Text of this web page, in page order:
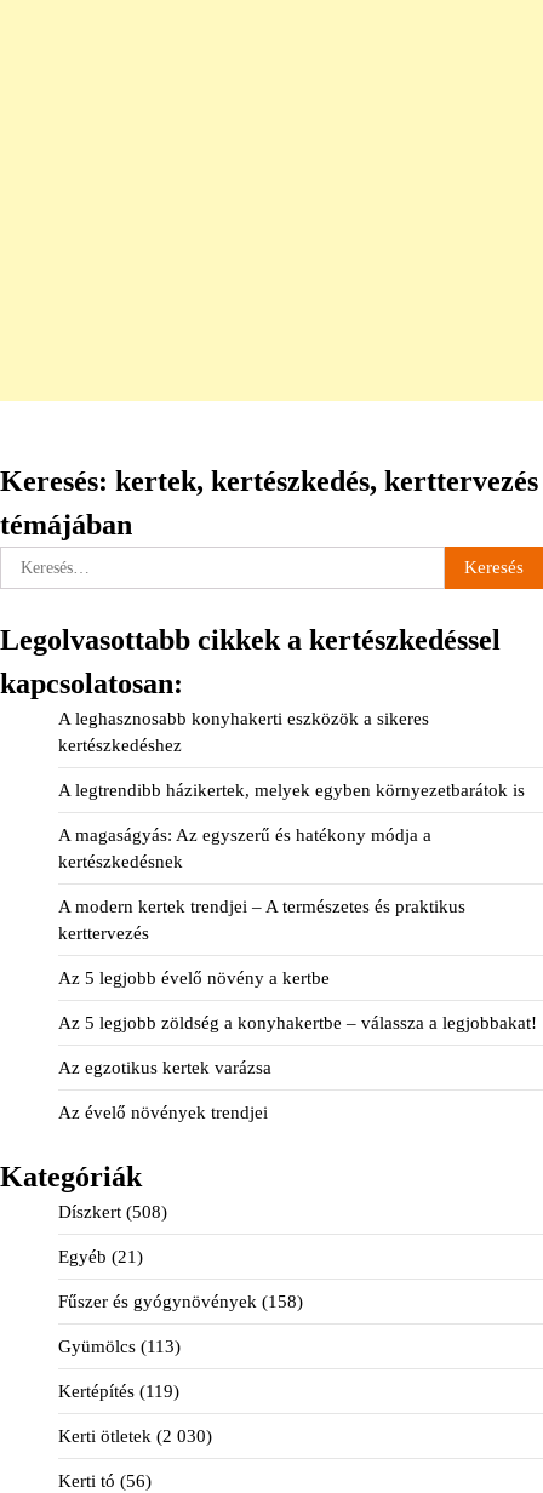
Keresés: kertek, kertészkedés, kerttervezés
témájában
Keresés:
Legolvasottabb cikkek a kertészkedéssel
kapcsolatosan:
A leghasznosabb konyhakerti eszközök a sikeres
kertészkedéshez
A legtrendibb házikertek, melyek egyben környezetbarátok is
A magaságyás: Az egyszerű és hatékony módja a
kertészkedésnek
A modern kertek trendjei – A természetes és praktikus
kerttervezés
Az 5 legjobb évelő növény a kertbe
Az 5 legjobb zöldség a konyhakertbe – válassza a legjobbakat!
Az egzotikus kertek varázsa
Az évelő növények trendjei
Kategóriák
Díszkert (508)
Egyéb (21)
Fűszer és gyógynövények (158)
Gyümölcs (113)
Kertépítés (119)
Kerti ötletek (2 030)
Kerti tó (56)